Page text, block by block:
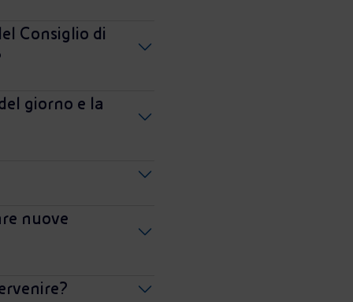
Consiglio di
giorno e la
nuove